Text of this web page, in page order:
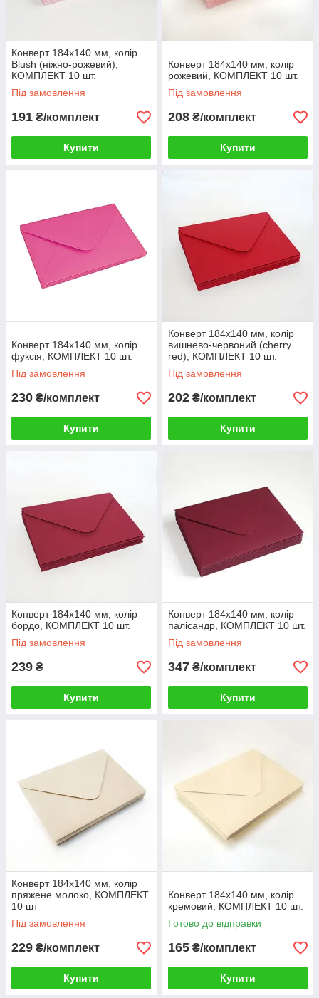
Конверт 184x140 мм, колір
Blush (ніжно-рожевий),
КОМПЛЕКТ 10 шт.
Під замовлення
191 ₴/комплект
Купити
Конверт 184x140 мм, колір
рожевий, КОМПЛЕКТ 10 шт.
Під замовлення
208 ₴/комплект
Купити
Конверт 184x140 мм, колір
фуксія, КОМПЛЕКТ 10 шт.
Під замовлення
230 ₴/комплект
Купити
Конверт 184x140 мм, колір
вишнево-червоний (cherry
red), КОМПЛЕКТ 10 шт.
Під замовлення
202 ₴/комплект
Купити
Конверт 184x140 мм, колір
бордо, КОМПЛЕКТ 10 шт.
Під замовлення
239 ₴
Купити
Конверт 184x140 мм, колір
палісандр, КОМПЛЕКТ 10 шт.
Під замовлення
347 ₴/комплект
Купити
Конверт 184x140 мм, колір
пряжене молоко, КОМПЛЕКТ
10 шт
Під замовлення
229 ₴/комплект
Купити
Конверт 184x140 мм, колір
кремовий, КОМПЛЕКТ 10 шт.
Готово до відправки
165 ₴/комплект
Купити